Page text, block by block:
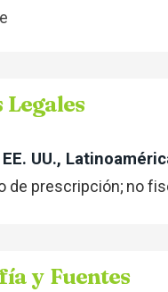
Legales
EE. UU.,
de prescripción; no
y Fuentes